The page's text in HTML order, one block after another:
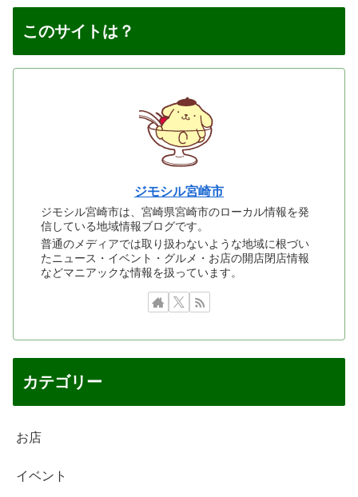
このサイトは？
ジモシル宮崎市
ジモシル宮崎市は、宮崎県宮崎市のローカル情報を発
信している地域情報ブログです。
普通のメディアでは取り扱わないような地域に根づい
たニュース・イベント・グルメ・お店の開店閉店情報
などマニアックな情報を扱っています。
カテゴリー
お店
イベント